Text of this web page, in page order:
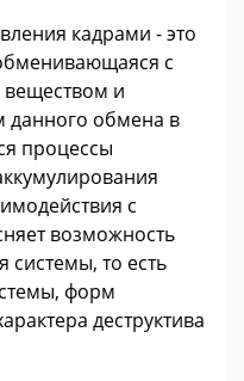
кадрами - это
с
веществом и
данного обмена в
процессы
с
возможность
системы, то есть
форм
деструктива